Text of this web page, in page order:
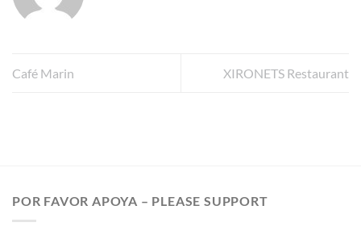
Café Marin XIRONETS Restaurant
POR FAVOR APOYA – PLEASE SUPPORT